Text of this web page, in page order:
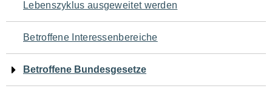
den
Seiteninhalt
Lebenszyklus ausgeweitet werden
Betroffene Interessenbereiche
Betroffene Bundesgesetze